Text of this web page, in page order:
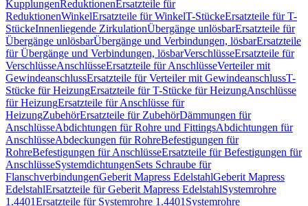
KupplungenReduktionenErsatzteile für
ReduktionenWinkelErsatzteile für WinkelT-StückeErsatzteile für T-
StückeInnenliegende ZirkulationÜbergänge unlösbarErsatzteile für
Übergänge unlösbarÜbergänge und Verbindungen, lösbarErsatzteile
für Übergänge und Verbindungen, lösbarVerschlüsseErsatzteile für
VerschlüsseAnschlüsseErsatzteile für AnschlüsseVerteiler mit
GewindeanschlussErsatzteile für Verteiler mit GewindeanschlussT-
Stücke für HeizungErsatzteile für T-Stücke für HeizungAnschlüsse
für HeizungErsatzteile für Anschlüsse für
HeizungZubehörErsatzteile für ZubehörDämmungen für
AnschlüsseAbdichtungen für Rohre und FittingsAbdichtungen für
AnschlüsseAbdeckungen für RohreBefestigungen für
RohreBefestigungen für AnschlüsseErsatzteile für Befestigungen für
AnschlüsseSystemdichtungenSets Schraube für
FlanschverbindungenGeberit Mapress EdelstahlGeberit Mapress
EdelstahlErsatzteile für Geberit Mapress EdelstahlSystemrohre
1.4401Ersatzteile für Systemrohre 1.4401 Systemrohre